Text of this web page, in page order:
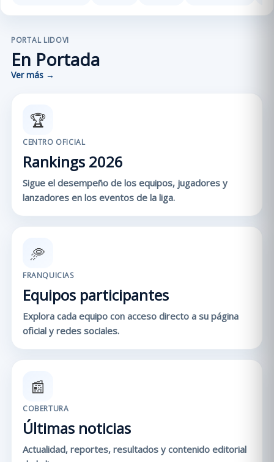
PORTAL LIDOVI
En Portada
Ver más →
🏆
CENTRO OFICIAL
Rankings 2026
Sigue el desempeño de los equipos, jugadores y
lanzadores en los eventos de la liga.
🥏
FRANQUICIAS
Equipos participantes
Explora cada equipo con acceso directo a su página
oficial y redes sociales.
📰
COBERTURA
Últimas noticias
Actualidad, reportes, resultados y contenido editorial